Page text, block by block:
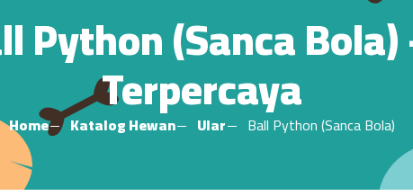
Python (Sanca
Terpercaya
Home Katalog Hewan Ular Ball Python (Sanca Bola)